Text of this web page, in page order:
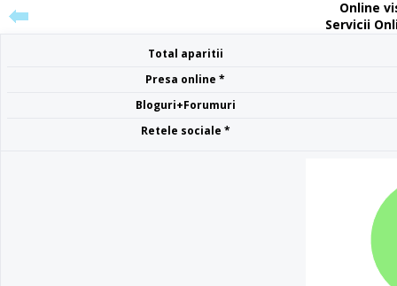
Online
Servicii
Total aparitii
Presa online *
Bloguri+Forumuri
Retele sociale *